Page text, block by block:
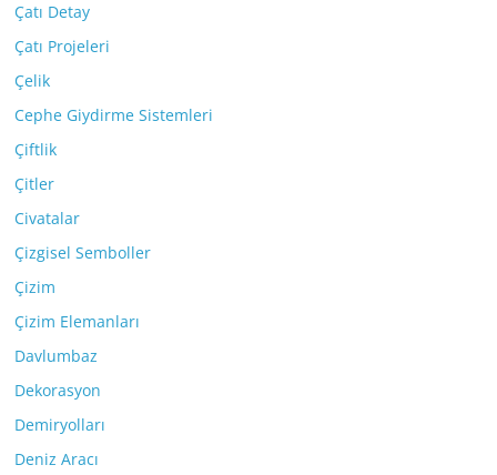
Çatı Detay
Çatı Projeleri
Çelik
Cephe Giydirme Sistemleri
Çiftlik
Çitler
Civatalar
Çizgisel Semboller
Çizim
Çizim Elemanları
Davlumbaz
Dekorasyon
Demiryolları
Deniz Aracı